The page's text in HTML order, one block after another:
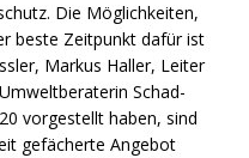
Die Möglichkeiten,
beste Zeitpunkt dafür ist
Markus Haller, Leiter
Schad-
vorgestellt haben, sind
gefächerte Angebot